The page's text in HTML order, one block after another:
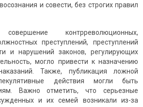
и совести, без строгих правил
контрреволюционных,
преступлений, преступлений
и нарушений законов, регулирующих
могло привести к назначению
Также, публикация ложной
действия могли быть
Важно отметить, что серьезные
и их семей возникали из-за